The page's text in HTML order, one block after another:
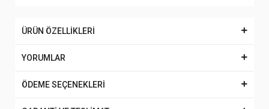
ÜRÜN ÖZELLİKLERİ
YORUMLAR
ÖDEME SEÇENEKLERİ